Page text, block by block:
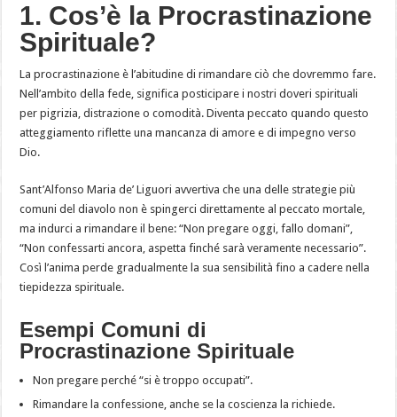
1. Cos’è la Procrastinazione
Spirituale?
La procrastinazione è l’abitudine di rimandare ciò che dovremmo fare.
Nell’ambito della fede, significa posticipare i nostri doveri spirituali
per pigrizia, distrazione o comodità. Diventa peccato quando questo
atteggiamento riflette una mancanza di amore e di impegno verso
Dio.
Sant’Alfonso Maria de’ Liguori avvertiva che una delle strategie più
comuni del diavolo non è spingerci direttamente al peccato mortale,
ma indurci a rimandare il bene: “Non pregare oggi, fallo domani”,
“Non confessarti ancora, aspetta finché sarà veramente necessario”.
Così l’anima perde gradualmente la sua sensibilità fino a cadere nella
tiepidezza spirituale.
Esempi Comuni di
Procrastinazione Spirituale
Non pregare perché “si è troppo occupati”.
Rimandare la confessione, anche se la coscienza la richiede.